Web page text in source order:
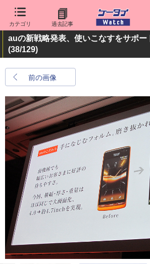
カテゴリ 過去記事
auの新戦略発表、使いこなすをサポー
(38/129)
前の画像